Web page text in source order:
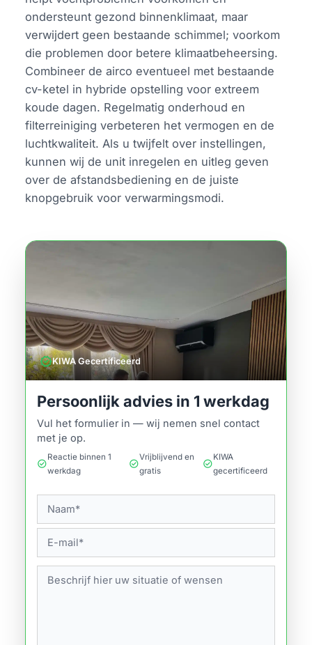
ondersteunt gezond binnenklimaat, maar
verwijdert geen bestaande schimmel; voorkom
die problemen door betere klimaatbeheersing.
Combineer de airco eventueel met bestaande
cv-ketel in hybride opstelling voor extreem
koude dagen. Regelmatig onderhoud en
filterreiniging verbeteren het vermogen en de
luchtkwaliteit. Als u twijfelt over instellingen,
kunnen wij de unit inregelen en uitleg geven
over de afstandsbediening en de juiste
knopgebruik voor verwarmingsmodi.
verifiedKIWA Gecertificeerd
Persoonlijk advies in 1 werkdag
Vul het formulier in — wij nemen snel contact
met je op.
check_circle
Reactie binnen 1
werkdag
check_circle
Vrijblijvend en
gratis
check_circle
KIWA
gecertificeerd